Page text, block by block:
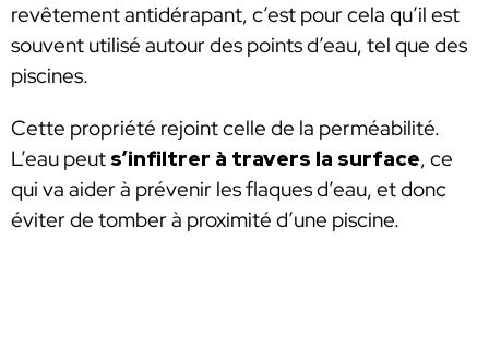
revêtement antidérapant, c’est pour cela qu’il est
souvent utilisé autour des points d’eau, tel que des
piscines.
Cette propriété rejoint celle de la perméabilité.
L’eau peut s’infiltrer à travers la surface, ce
qui va aider à prévenir les flaques d’eau, et donc
éviter de tomber à proximité d’une piscine.